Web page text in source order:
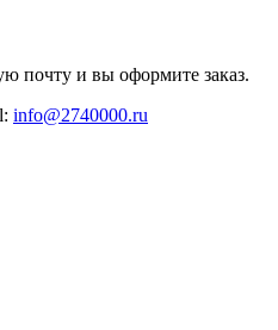
почту и вы оформите заказ.
info@2740000.ru